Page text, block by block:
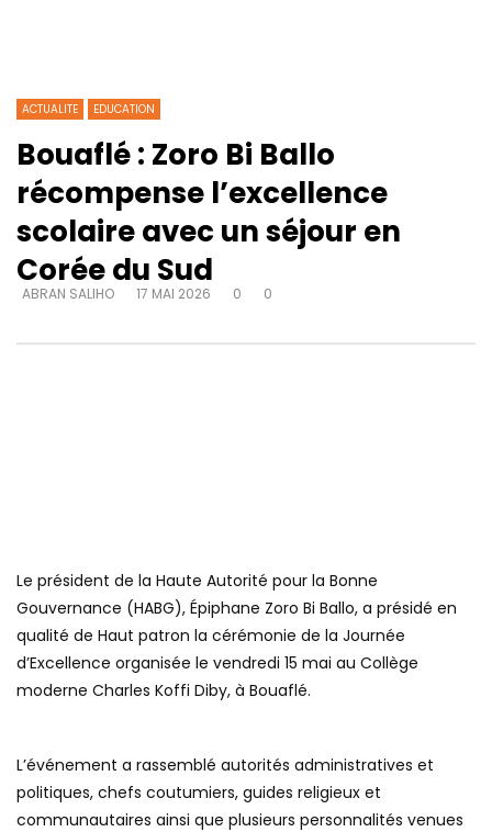
ACTUALITE EDUCATION
Bouaflé : Zoro Bi Ballo
récompense l’excellence
scolaire avec un séjour en
Corée du Sud
ABRAN SALIHO 17 MAI 2026 0 0
Le président de la Haute Autorité pour la Bonne
Gouvernance (HABG), Épiphane Zoro Bi Ballo, a présidé en
qualité de Haut patron la cérémonie de la Journée
d’Excellence organisée le vendredi 15 mai au Collège
moderne Charles Koffi Diby, à Bouaflé.
L’événement a rassemblé autorités administratives et
politiques, chefs coutumiers, guides religieux et
communautaires ainsi que plusieurs personnalités venues